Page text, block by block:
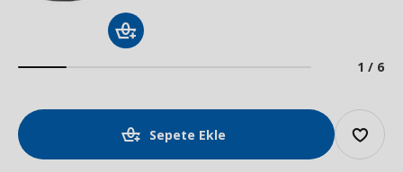
1 / 6
Sepete Ekle